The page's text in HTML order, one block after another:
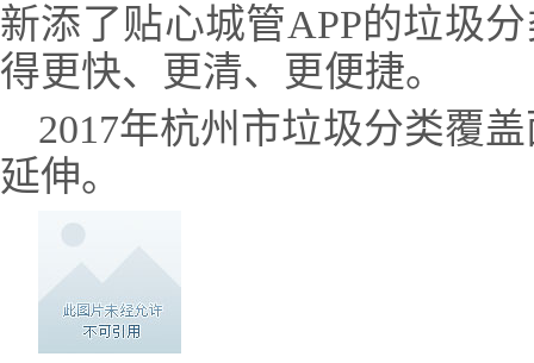
新添了贴心城管APP的垃圾
得更快、更清、更便捷。
2017年杭州市垃圾分类覆
延伸。